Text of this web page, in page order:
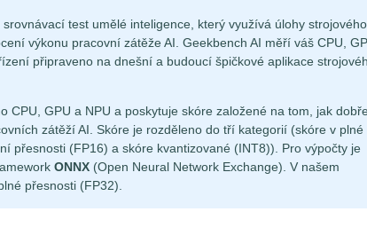
test umělé inteligence, který využívá úlohy strojového
výkonu pracovní zátěže AI. Geekbench AI měří váš CPU,
připraveno na dnešní a budoucí špičkové aplikace
CPU, GPU a NPU a poskytuje skóre založené na tom, jak dobře
zátěží AI. Skóre je rozděleno do tří kategorií (skóre v plné
přesnosti (FP16) a skóre kvantizované (INT8)). Pro výpočty je
ONNX (Open Neural Network Exchange). V našem
přesnosti (FP32).